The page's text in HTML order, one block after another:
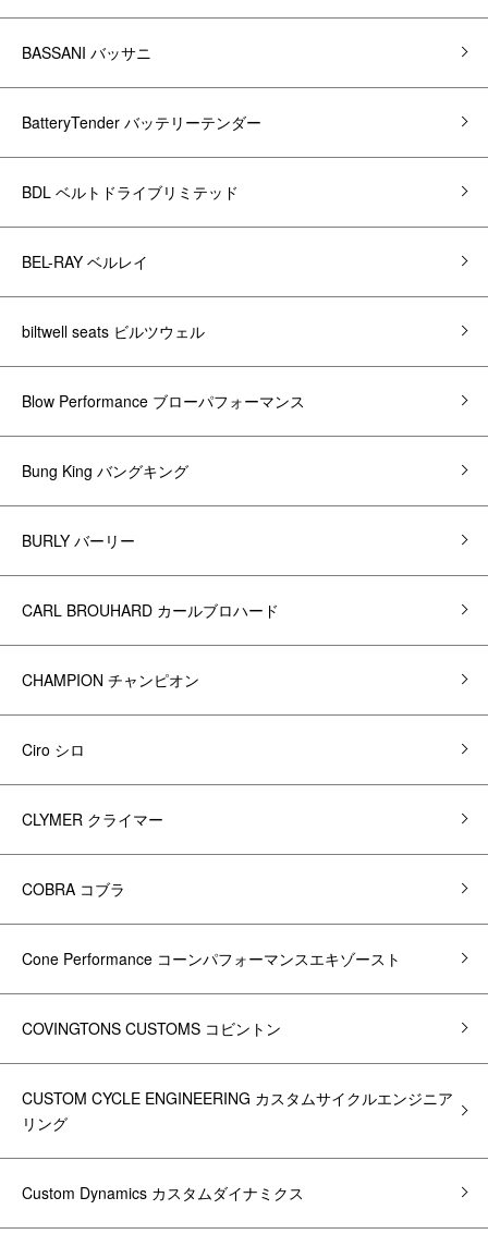
BASSANI バッサニ
BatteryTender バッテリーテンダー
BDL ベルトドライブリミテッド
BEL-RAY ベルレイ
biltwell seats ビルツウェル
Blow Performance ブローパフォーマンス
Bung King バングキング
BURLY バーリー
CARL BROUHARD カールブロハード
CHAMPION チャンピオン
Ciro シロ
CLYMER クライマー
COBRA コブラ
Cone Performance コーンパフォーマンスエキゾースト
COVINGTONS CUSTOMS コビントン
CUSTOM CYCLE ENGINEERING カスタムサイクルエンジニア
リング
Custom Dynamics カスタムダイナミクス